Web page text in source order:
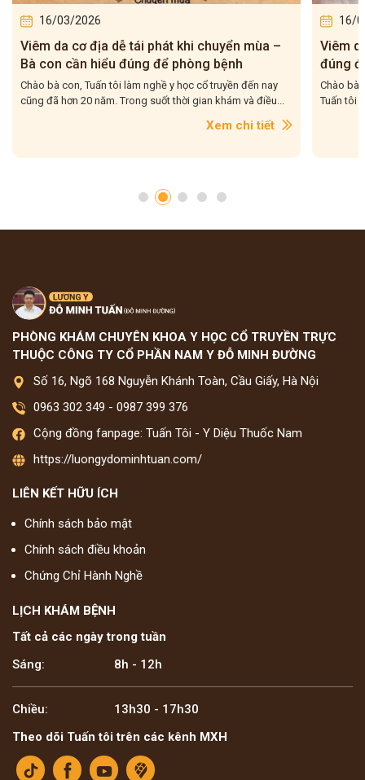
16/03/2026
Viêm da cơ địa dễ tái phát khi chuyển mùa –
Bà con cần hiểu đúng để phòng bệnh
Chào bà con, Tuấn tôi làm nghề y học cổ truyền đến nay
cũng đã hơn 20 năm. Trong suốt thời gian khám và điều...
Xem chi tiết
16/
Viêm
đúng
Chào bà
Tuấn tôi
PHÒNG KHÁM CHUYÊN KHOA Y HỌC CỔ TRUYỀN TRỰC
THUỘC CÔNG TY CỔ PHẦN NAM Y ĐỖ MINH ĐƯỜNG
Số 16, Ngõ 168 Nguyễn Khánh Toàn, Cầu Giấy, Hà Nội
0963 302 349 - 0987 399 376
Cộng đồng fanpage: Tuấn Tôi - Y Diệu Thuốc Nam
https://luongydominhtuan.com/
LIÊN KẾT HỮU ÍCH
Chính sách bảo mật
Chính sách điều khoản
Chứng Chỉ Hành Nghề
LỊCH KHÁM BỆNH
Tất cả các ngày trong tuần
Sáng:
8h - 12h
Chiều:
13h30 - 17h30
Theo dõi Tuấn tôi trên các kênh MXH